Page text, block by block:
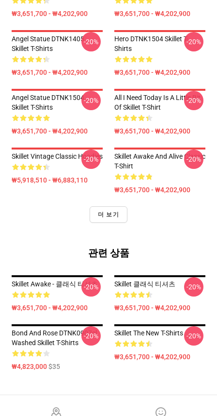
₩3,651,700 - ₩4,202,900 ₩3,651,700 - ₩4,202,900
Angel Statue DTNK1405
Skillet T-Shirts
₩3,651,700 - ₩4,202,900
-20%
Hero DTNK1504 Skillet T-
Shirts
₩3,651,700 - ₩4,202,900
-20%
Angel Statue DTNK1504
Skillet T-Shirts
₩3,651,700 - ₩4,202,900
-20%
All I Need Today Is A Little Bit
Of Skillet T-Shirt
₩3,651,700 - ₩4,202,900
-20%
Skillet Vintage Classic Hoodies
₩5,918,510 - ₩6,883,110
-20%
Skillet Awake And Alive Classic
T-Shirt
₩3,651,700 - ₩4,202,900
-20%
더 보기
관련 상품
Skillet Awake - 클래식 티셔츠
₩3,651,700 - ₩4,202,900
-20% Skillet 클래식 티셔츠
₩3,651,700 - ₩4,202,900
-20%
Bond And Rose DTNK0907cl
Washed Skillet T-Shirts
₩4,823,000$35
-20% Skillet The New T-Shirts
₩3,651,700 - ₩4,202,900
-20%